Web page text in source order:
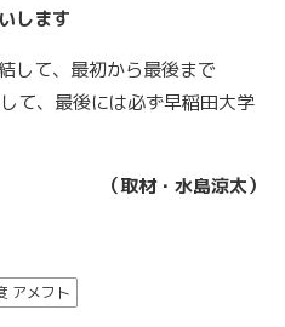
します
して、最初から最後まで
て、最後には必ず早稲田大学
（取材・水島涼太）
アメフト